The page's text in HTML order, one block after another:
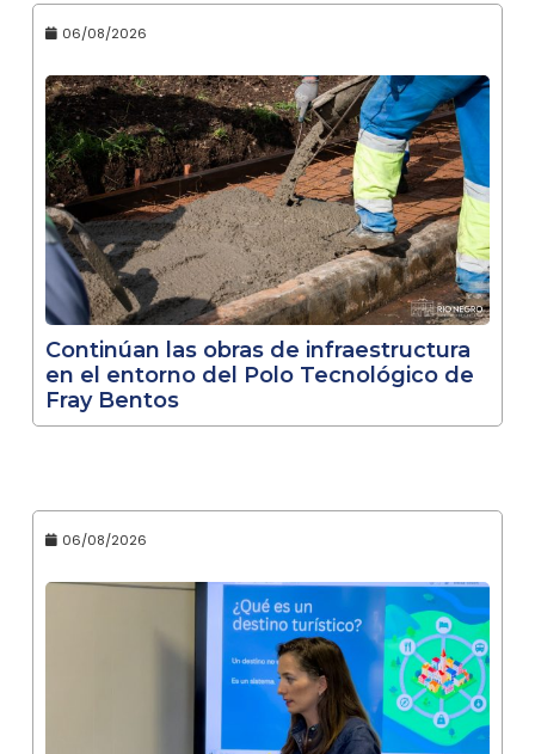
06/08/2026
Continúan las obras de infraestructura
en el entorno del Polo Tecnológico de
Fray Bentos
06/08/2026